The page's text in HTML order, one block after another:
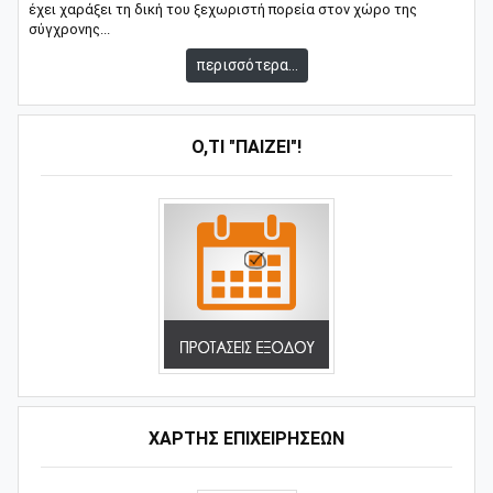
έχει χαράξει τη δική του ξεχωριστή πορεία στον χώρο της
σύγχρονης...
περισσότερα...
Ό,ΤΙ "ΠΑΊΖΕΙ"!
ΧΑΡΤΗΣ ΕΠΙΧΕΙΡΗΣΕΩΝ